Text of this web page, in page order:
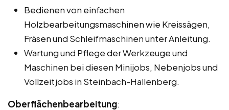
Bedienen von einfachen
Holzbearbeitungsmaschinen wie Kreissägen,
Fräsen und Schleifmaschinen unter Anleitung.
Wartung und Pflege der Werkzeuge und
Maschinen bei diesen Minijobs, Nebenjobs und
Vollzeitjobs in Steinbach-Hallenberg.
Oberflächenbearbeitung: